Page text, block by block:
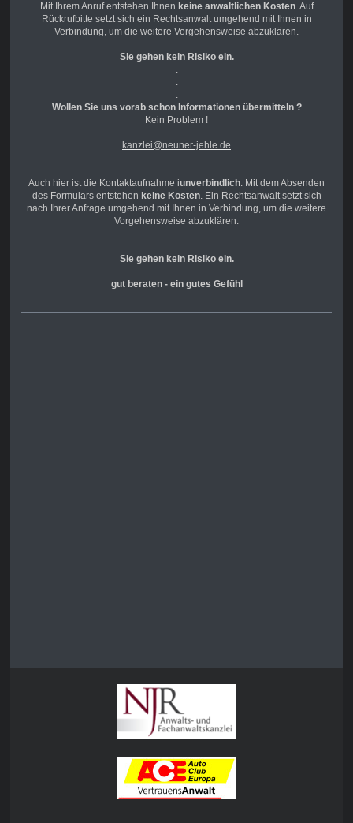
Mit Ihrem Anruf entstehen Ihnen keine anwaltlichen Kosten. Auf
Rückrufbitte setzt sich ein Rechtsanwalt umgehend mit Ihnen in
Verbindung, um die weitere Vorgehensweise abzuklären.
Sie gehen kein Risiko ein.
.
.
.
Wollen Sie uns vorab schon Informationen übermitteln ?
Kein Problem !
kanzlei@neuner-jehle.de
Auch hier ist die Kontaktaufnahme iunverbindlich. Mit dem Absenden
des Formulars entstehen keine Kosten. Ein Rechtsanwalt setzt sich
nach Ihrer Anfrage umgehend mit Ihnen in Verbindung, um die weitere
Vorgehensweise abzuklären.
Sie gehen kein Risiko ein.
gut beraten - ein gutes Gefühl